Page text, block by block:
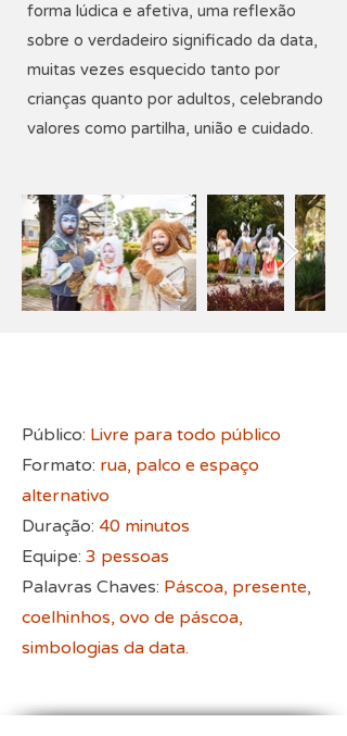
forma lúdica e afetiva, uma reflexão
sobre o verdadeiro significado da data,
muitas vezes esquecido tanto por
crianças quanto por adultos, celebrando
valores como partilha, união e cuidado.
Público: Livre para todo público
Formato: rua, palco e espaço
alternativo
Duração: 40 minutos
Equipe: 3 pessoas
Palavras Chaves: Páscoa, presente,
coelhinhos, ovo de páscoa,
simbologias da data.